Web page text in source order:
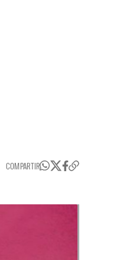
COMPARTIR